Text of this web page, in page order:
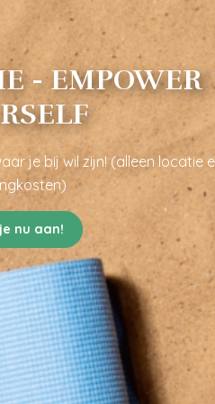
- EMPOWER
je bij wil zijn! (alleen locatie
nu aan!